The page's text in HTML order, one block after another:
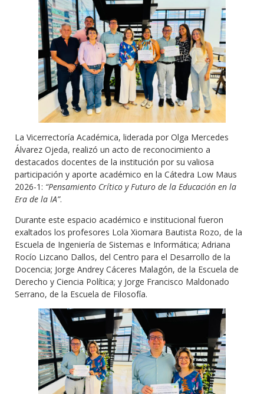
La Vicerrectoría Académica, liderada por Olga Mercedes
Álvarez Ojeda, realizó un acto de reconocimiento a
destacados docentes de la institución por su valiosa
participación y aporte académico en la Cátedra Low Maus
2026-1: “Pensamiento Crítico y Futuro de la Educación en la
Era de la IA”.
Durante este espacio académico e institucional fueron
exaltados los profesores Lola Xiomara Bautista Rozo, de la
Escuela de Ingeniería de Sistemas e Informática; Adriana
Rocío Lizcano Dallos, del Centro para el Desarrollo de la
Docencia; Jorge Andrey Cáceres Malagón, de la Escuela de
Derecho y Ciencia Política; y Jorge Francisco Maldonado
Serrano, de la Escuela de Filosofía.